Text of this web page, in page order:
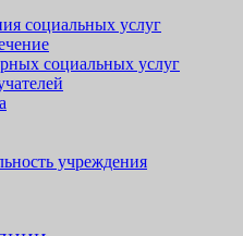
социальных услуг
социальных услуг
учреждения